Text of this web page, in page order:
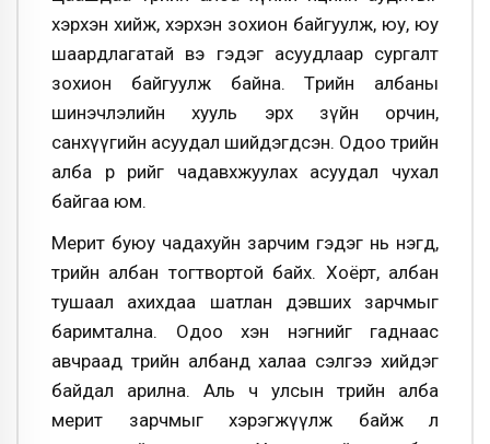
хэрхэн хийж, хэрхэн зохион байгуулж, юу, юу
шаардлагатай вэ гэдэг асуудлаар сургалт
зохион байгуулж байна. Төрийн албаны
шинэчлэлийн хууль эрх зүйн орчин,
санхүүгийн асуудал шийдэгдсэн. Одоо төрийн
алба өөрөө өөрийгөө чадавхжуулах асуудал чухал
байгаа юм.
Мерит буюу чадахуйн зарчим гэдэг нь нэгд,
төрийн албан тогтвортой байх. Хоёрт, албан
тушаал ахихдаа шатлан дэвших зарчмыг
баримтална. Одоо хэн нэгнийг гаднаас
авчраад төрийн албанд халаа сэлгээ хийдэг
байдал арилна. Аль ч улсын төрийн алба
мерит зарчмыг хэрэгжүүлж байж л